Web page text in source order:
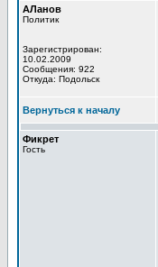
АЛанов
Политик
Зарегистрирован:
10.02.2009
Сообщения: 922
Откуда: Подольск
Вернуться к началу
Фикрет
Гость